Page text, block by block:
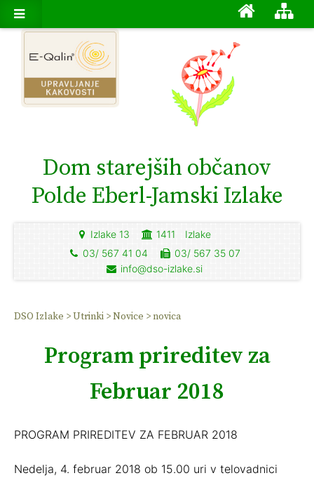
Dom starejših občanov
Polde Eberl-Jamski Izlake
Izlake 13 1411
Izlake
03/ 567 41 04
03/ 567 35 07
info@dso-izlake.si
DSO Izlake >Utrinki >Novice >novica
Program prireditev za
Februar 2018
PROGRAM PRIREDITEV ZA FEBRUAR 2018
Nedelja, 4. februar 2018 ob 15.00 uri v telovadnici